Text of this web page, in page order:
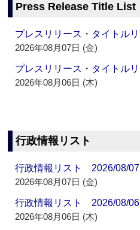
Press Release Title List
プレスリリース・タイトル
2026年08月07日 (金)
プレスリリース・タイトル
2026年08月06日 (木)
行政情報リスト
行政情報リスト 2026/08/07
2026年08月07日 (金)
行政情報リスト 2026/08/06
2026年08月06日 (木)